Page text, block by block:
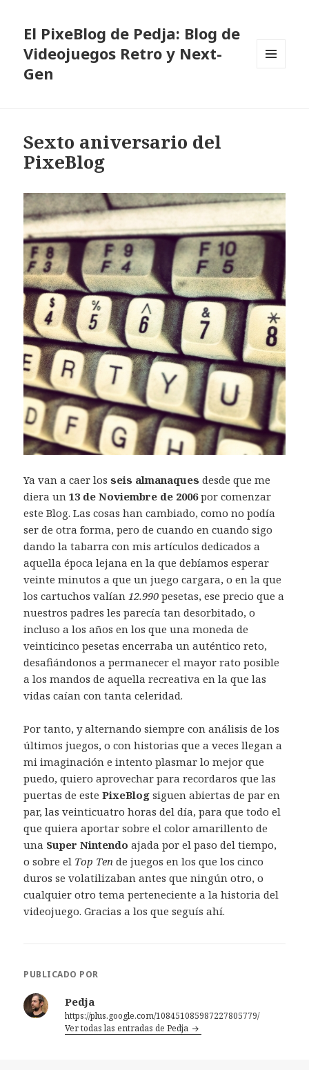
El PixeBlog de Pedja: Blog de
Videojuegos Retro y Next-
Gen
Sexto aniversario del
PixeBlog
Ya van a caer losseis almanaques desde que me
diera un 13 de Noviembre de 2006por comenzar
este Blog. Las cosas han cambiado, como no podía
ser de otra forma, pero de cuando en cuando sigo
dando la tabarra con mis artículos dedicados a
aquella época lejana en la que debíamos esperar
veinte minutos a que un juego cargara, o en la que
los cartuchos valían12.990pesetas, ese precio que a
nuestros padres les parecía tan desorbitado, o
incluso a los años en los que una moneda de
veinticinco pesetas encerraba un auténtico reto,
desafiándonos a permanecer el mayor rato posible
a los mandos de aquella recreativa en la que las
vidas caían con tanta celeridad.
Por tanto, y alternando siempre con análisis de los
últimos juegos, o con historias que a veces llegan a
mi imaginación e intento plasmar lo mejor que
puedo, quiero aprovechar para recordaros que las
puertas de estePixeBlog siguen abiertas de par en
par, las veinticuatro horas del día, para que todo el
que quiera aportar sobre el color amarillento de
una Super Nintendoajada por el paso del tiempo,
o sobre el Top Ten de juegos en los que los cinco
duros se volatilizaban antes que ningún otro, o
cualquier otro tema perteneciente a la historia del
videojuego. Gracias a los que seguís ahí.
PUBLICADO POR
Pedja
https://plus.google.com/108451085987227805779/
Ver todas las entradas de Pedja